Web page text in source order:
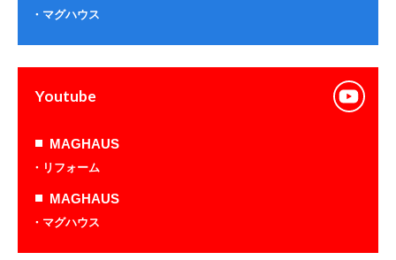
マグハウス
Youtube
MAGHAUS
リフォーム
MAGHAUS
マグハウス